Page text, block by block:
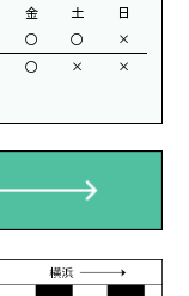
金 土
日
○ ○ ×
○ ×
×